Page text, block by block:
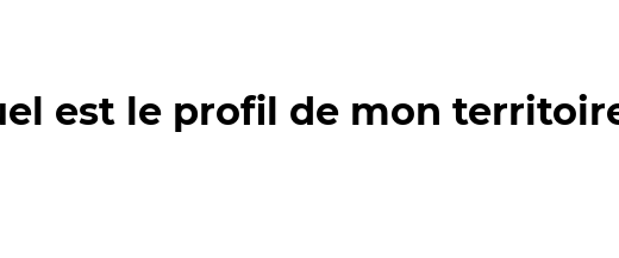
est le profil de mon